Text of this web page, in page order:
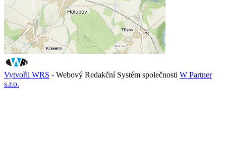
Vytvořil WRS - Webový Redakční Systém společnosti W Partner
s.r.o.